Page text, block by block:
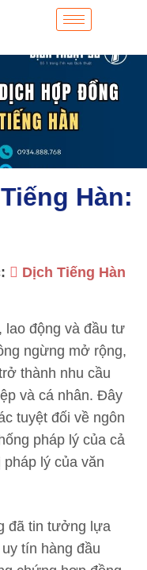
Hàn:
Dịch Tiếng Hàn
lao động và đầu tư
ngừng mở rộng,
thành nhu cầu
và cá nhân. Đây
tuyệt đối về ngôn
pháp lý của cả
lý của văn
đã tin tưởng lựa
tín hàng đầu